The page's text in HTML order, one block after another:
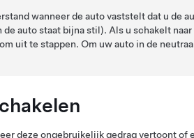
wanneer de auto vaststelt dat u de
auto staat bijna stil). Als u schakelt
uit te stappen.Om uw auto in de
deze ongebruikelijk gedrag vertoont of